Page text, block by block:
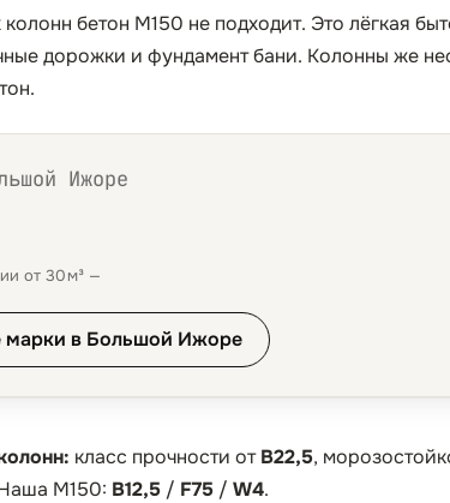
бетон М150 не подходит. Это лёгкая
дорожки и фундамент бани. Колонны же
Ижоре
от 30 м³ —
марки в Большой Ижоре
класс прочности отB22,5,
М150: B12,5 / F75 / W4.